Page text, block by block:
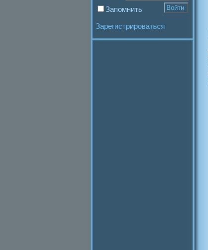
Запомнить
Зарегистрироваться